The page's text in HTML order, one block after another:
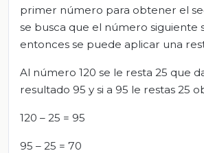
primer número para obtener el
se busca que el número siguiente
entonces se puede aplicar una
Al número 120 se le resta 25 que
resultado 95 y si a 95 le restas 25
120 – 25 = 95
95 – 25 = 70